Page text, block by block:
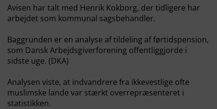
Avisen har talt med Henrik Kokborg, der tidligere har
arbejdet som kommunal sagsbehandler.
Baggrunden er en analyse af tildeling af førtidspension,
som Dansk Arbejdsgiverforening offentliggjorde i
sidste uge. (DKA)
Analysen viste, at indvandrere fra ikkevestlige ofte
muslimske lande var stærkt overrepræsenteret i
statistikken.